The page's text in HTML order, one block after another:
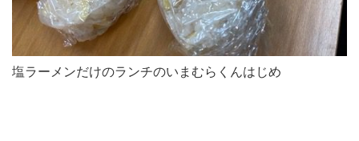
塩ラーメンだけのランチのいまむらくんはじめ